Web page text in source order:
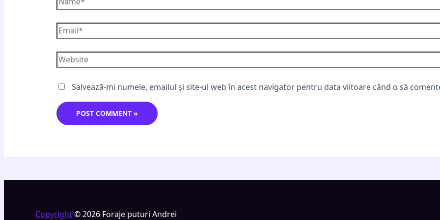
Salvează-mi numele, emailul și site-ul web în acest navigator pentru data viitoare când o să
Copyright© 2026 Foraje puturi Andrei